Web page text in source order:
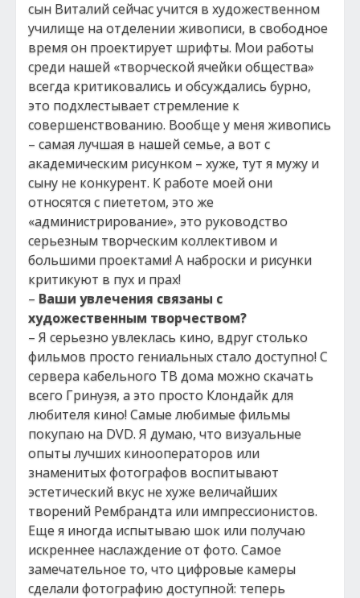
сын Виталий сейчас учится в художественном
училище на отделении живописи, в свободное
время он проектирует шрифты. Мои работы
среди нашей «творческой ячейки общества»
всегда критиковались и обсуждались бурно,
это подхлестывает стремление к
совершенствованию. Вообще у меня живопись
– самая лучшая в нашей семье, а вот с
академическим рисунком – хуже, тут я мужу и
сыну не конкурент. К работе моей они
относятся с пиететом, это же
«администрирование», это руководство
серьезным творческим коллективом и
большими проектами! А наброски и рисунки
критикуют в пух и прах!
– Ваши увлечения связаны с
художественным творчеством?
– Я серьезно увлеклась кино, вдруг столько
фильмов просто гениальных стало доступно! С
сервера кабельного ТВ дома можно скачать
всего Гринуэя, а это просто Клондайк для
любителя кино! Самые любимые фильмы
покупаю на DVD. Я думаю, что визуальные
опыты лучших кинооператоров или
знаменитых фотографов воспитывают
эстетический вкус не хуже величайших
творений Рембрандта или импрессионистов.
Еще я иногда испытываю шок или получаю
искреннее наслаждение от фото. Самое
замечательное то, что цифровые камеры
сделали фотографию доступной: теперь